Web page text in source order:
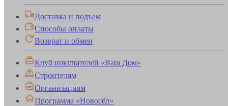
Доставка и подъем
Способы оплаты
Возврат и обмен
Клуб покупателей «Ваш Дом»
Строителям
Организациям
Программа «Новосёл»